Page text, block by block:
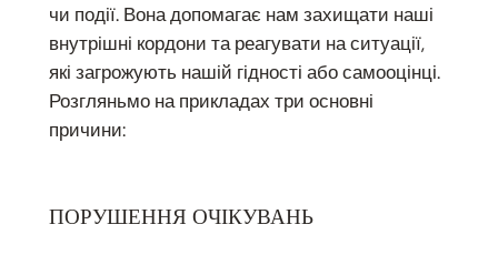
чи події. Вона допомагає нам захищати наші
внутрішні кордони та реагувати на ситуації,
які загрожують нашій гідності або самооцінці.
Розгляньмо на прикладах три основні
причини:
ПОРУШЕННЯ ОЧІКУВАНЬ